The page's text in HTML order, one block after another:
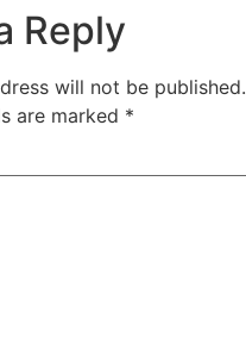
Reply
will not be published.
are marked *